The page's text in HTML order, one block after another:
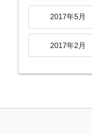
2017年5月
2017年2月